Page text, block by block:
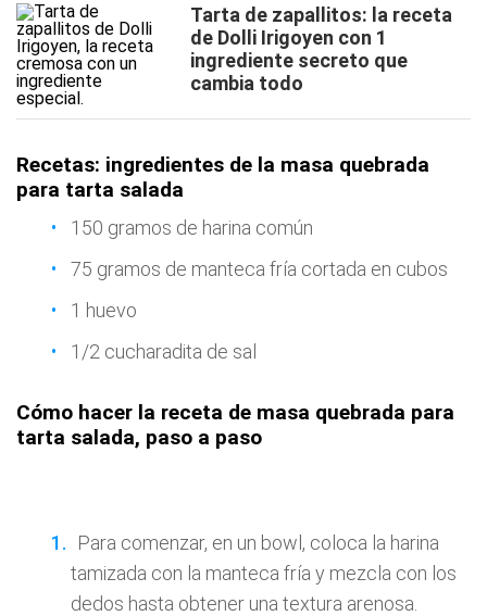
Tarta de zapallitos: la receta
de Dolli Irigoyen con 1
ingrediente secreto que
cambia todo
Recetas: ingredientes de la masa quebrada
para tarta salada
150 gramos de harina común
75 gramos de manteca fría cortada en cubos
1 huevo
1/2 cucharadita de sal
Cómo hacer la receta de masa quebrada para
tarta salada, paso a paso
Para comenzar, en un bowl, coloca la harina
tamizada con la manteca fría y mezcla con los
dedos hasta obtener una textura arenosa.